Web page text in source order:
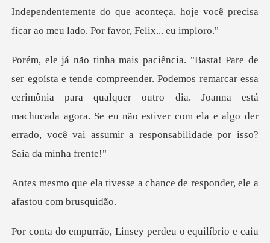
Independentemente do que aconteça,
remarcar essa
cerimônia para qualquer outro dia. Joanna está
machucada agora. Se eu não estiver
a chance de responder, ele